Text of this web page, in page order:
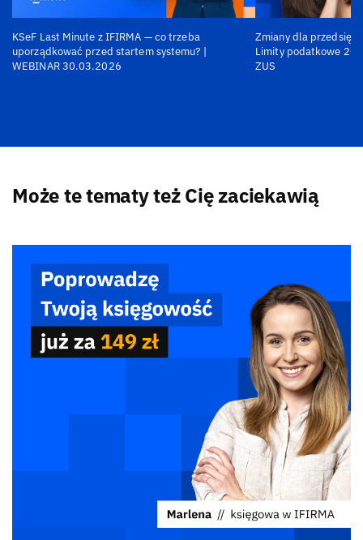
KSeF Last Minute z IFIRMA — co trzeba
uporządkować przed startem systemu? |
WEBINAR 30.03.2026
Zmiany dla
Limity podatkowe
ZUS
Może te tematy też Cię zaciekawią